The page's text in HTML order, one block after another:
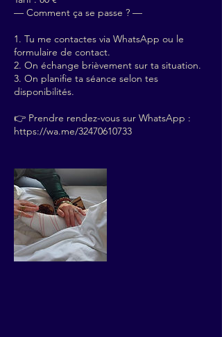
— Comment ça se passe ? —
1. Tu me contactes via WhatsApp ou le
formulaire de contact.
2. On échange brièvement sur ta situation.
3. On planifie ta séance selon tes
disponibilités.
👉 Prendre rendez-vous sur WhatsApp :
https://wa.me/32470610733